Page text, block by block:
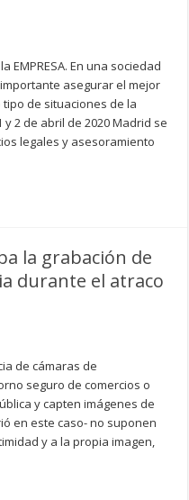
EMPRESA. En una sociedad
asegurar el mejor
de situaciones de la
2 de abril de 2020 Madrid se
legales y asesoramiento
la grabación de
durante el atraco
de cámaras de
seguro de comercios o
y capten imágenes de
en este caso- no suponen
y a la propia imagen,